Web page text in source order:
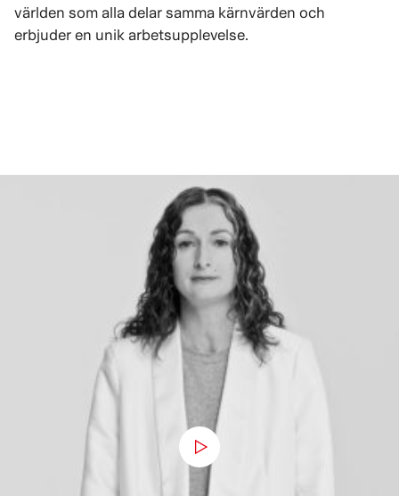
världen som alla delar samma kärnvärden och
erbjuder en unik arbetsupplevelse.